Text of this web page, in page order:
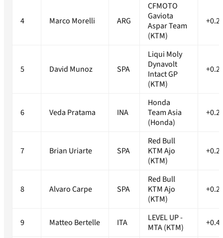
4 Marco Morelli ARG
CFMOTO
Gaviota
Aspar Team
(KTM)
5 David Munoz SPA
Liqui Moly
Dynavolt
Intact GP
(KTM)
6 Veda Pratama INA
Honda
Team Asia
(Honda)
7 Brian Uriarte SPA
Red Bull
KTM Ajo
(KTM)
8 Alvaro Carpe SPA
Red Bull
KTM Ajo
(KTM)
9 Matteo Bertelle ITA
LEVEL UP -
MTA (KTM)